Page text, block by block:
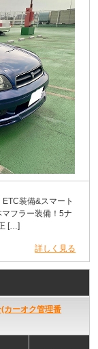
装備&スマート
フラー装備！5ナ
[…]
詳しく見る
カーオク管理番